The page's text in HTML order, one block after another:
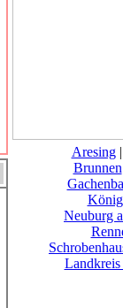
Aresing
Brunnen
Neuburg
Landkreis